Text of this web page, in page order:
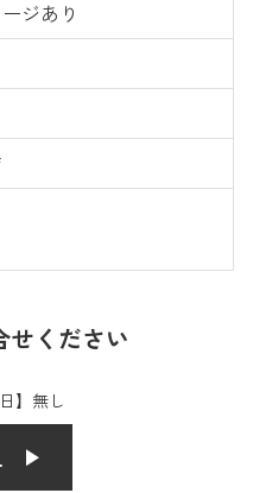
ジあり
せください
】無し